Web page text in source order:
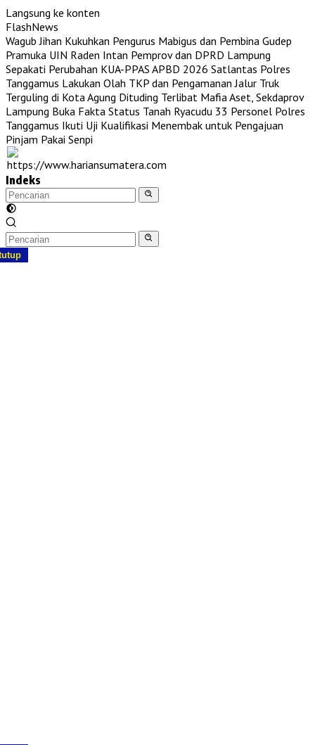
Langsung ke konten
FlashNews
Wagub Jihan Kukuhkan Pengurus Mabigus dan Pembina Gudep
Pramuka UIN Raden Intan Pemprov dan DPRD Lampung
Sepakati Perubahan KUA-PPAS APBD 2026 Satlantas Polres
Tanggamus Lakukan Olah TKP dan Pengamanan Jalur Truk
Terguling di Kota Agung Dituding Terlibat Mafia Aset, Sekdaprov
Lampung Buka Fakta Status Tanah Ryacudu 33 Personel Polres
Tanggamus Ikuti Uji Kualifikasi Menembak untuk Pengajuan
Pinjam Pakai Senpi
Indeks